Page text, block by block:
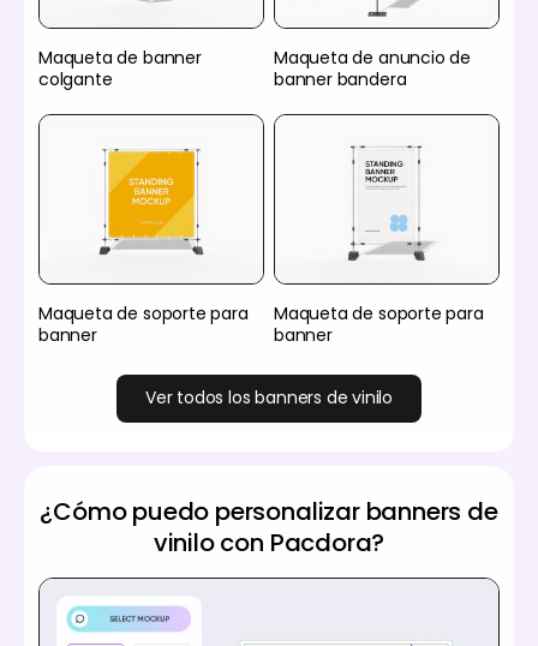
Maqueta de banner
colgante
Maqueta de anuncio de
banner bandera
Maqueta de soporte para
banner
Maqueta de soporte para
banner
Ver todos los banners de vinilo
¿Cómo puedo personalizar banners de
vinilo con Pacdora?